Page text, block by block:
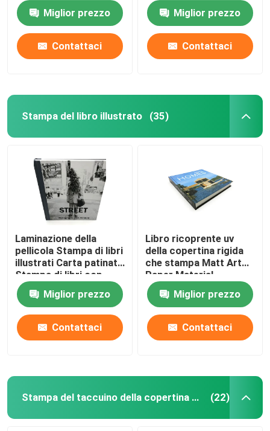
Miglior prezzo
Contattaci
Miglior prezzo
Contattaci
Stampa del libro illustrato (35)
Laminazione della
pellicola Stampa di libri
illustrati Carta patinata
Stampa di libri con
copertina rigida
Miglior prezzo
Contattaci
Libro ricoprente uv
della copertina rigida
che stampa Matt Art
Paper Material
Miglior prezzo
Contattaci
Stampa del taccuino della copertina dura (22)